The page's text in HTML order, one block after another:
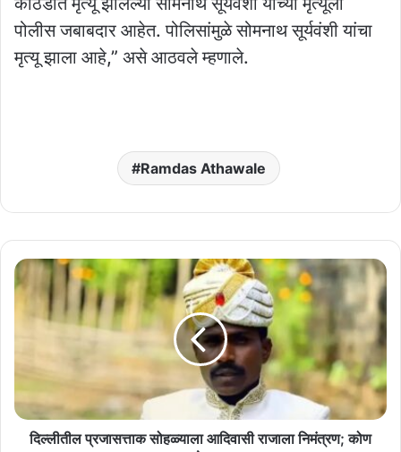
पोलीस जबाबदार आहेत. पोलिसांमुळे सोमनाथ सूर्यवंशी यांचा
मृत्यू झाला आहे,” असे आठवले म्हणाले.
Ramdas Athawale
दिल्लीतील
प्रजासत्ताक
सोहळ्याला
आदिवासी
निमंत्रण;
दिल्लीतील प्रजासत्ताक सोहळ्याला आदिवासी राजाला निमंत्रण; कोण